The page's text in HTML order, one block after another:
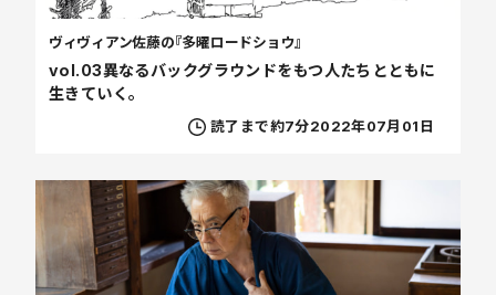
vol.03異なるバックグラウンドをもつ人たちとともに
生きていく。
ヴィヴィアン佐藤の『多曜ロードショウ』
読了まで約7分2022年07月01日